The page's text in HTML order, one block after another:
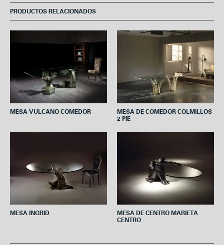
e
b
o
o
t
t
e
r
t
e
r
e
t
s
A
p
i
l
PRODUCTOS RELACIONADOS
MESA VULCANO COMEDOR
MESA DE COMEDOR COLMILLOS
2 PIE
MESA INGRID
MESA DE CENTRO MARIETA
CENTRO